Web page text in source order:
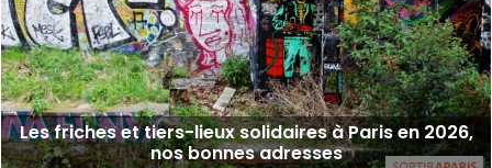
Les friches et tiers-lieux solidaires à Paris en 2026,
nos bonnes adresses